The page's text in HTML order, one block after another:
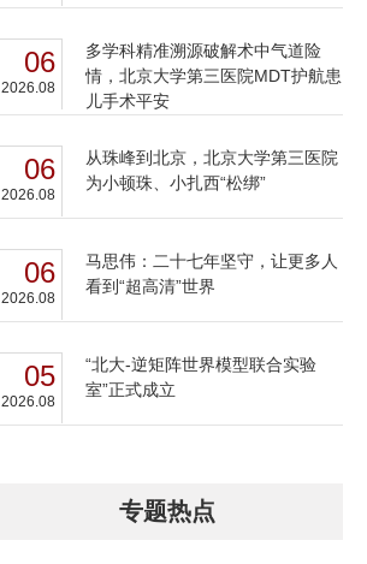
06
2026.08
多学科精准溯源破解术中气道险
情，北京大学第三医院MDT护航患
儿手术平安
06
2026.08
从珠峰到北京，北京大学第三医院
为小顿珠、小扎西“松绑”
06
2026.08
马思伟：二十七年坚守，让更多人
看到“超高清”世界
05
2026.08
“北大-逆矩阵世界模型联合实验
室”正式成立
专题热点